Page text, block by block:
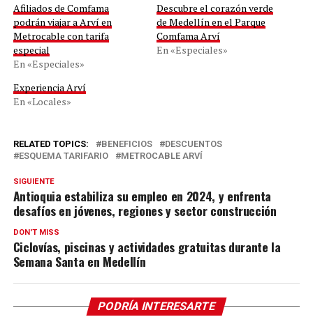
Afiliados de Comfama
podrán viajar a Arví en
Metrocable con tarifa
especial
En «Especiales»
Descubre el corazón verde
de Medellín en el Parque
Comfama Arví
En «Especiales»
Experiencia Arví
En «Locales»
RELATED TOPICS: BENEFICIOS
DESCUENTOS
ESQUEMA TARIFARIO
METROCABLE ARVÍ
SIGUIENTE
Antioquia estabiliza su empleo en 2024, y enfrenta
desafíos en jóvenes, regiones y sector construcción
DON'T MISS
Ciclovías, piscinas y actividades gratuitas durante la
Semana Santa en Medellín
PODRÍA INTERESARTE